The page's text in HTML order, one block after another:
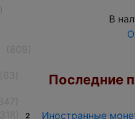
2
В
Последние
Иностранные